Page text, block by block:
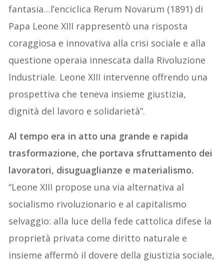
fantasia…l’enciclica Rerum Novarum (1891) di
Papa Leone XIII rappresentò una risposta
coraggiosa e innovativa alla crisi sociale e alla
questione operaia innescata dalla Rivoluzione
Industriale. Leone XIII intervenne offrendo una
prospettiva che teneva insieme giustizia,
dignità del lavoro e solidarietà”.
Al tempo era in atto una grande e rapida
trasformazione, che portava sfruttamento dei
lavoratori, disuguaglianze e materialismo.
“Leone XIII propose una via alternativa al
socialismo rivoluzionario e al capitalismo
selvaggio: alla luce della fede cattolica difese la
proprietà privata come diritto naturale e
insieme affermò il dovere della giustizia sociale,